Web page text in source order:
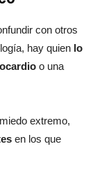
con otros
hay quien lo
o una
extremo,
en los que